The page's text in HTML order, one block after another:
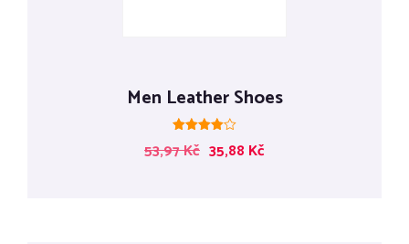
Men Leather Shoes
Hodnocení
4.00
53,97Kč 35,88 Kč